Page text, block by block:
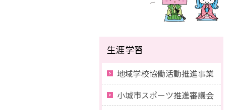
生涯学習
地域学校協働活動推進事業
小城市スポーツ推進審議会